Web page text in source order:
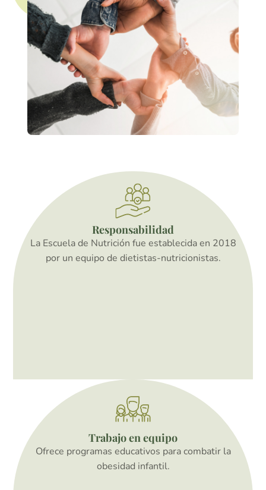
Responsabilidad
La Escuela de Nutrición fue establecida en 2018
por un equipo de dietistas-nutricionistas.
Trabajo en equipo
Ofrece programas educativos para combatir la
obesidad infantil.